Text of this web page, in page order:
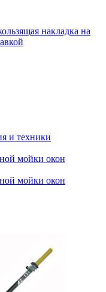
накладка на
и техники
мойки окон
мойки окон